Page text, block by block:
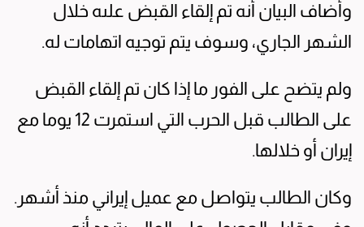
وأضاف البيان أنه تم إلقاء القبض علىه خلال
الشهر الجاري، وسوف يتم توجيه اتهامات له.
ولم يتضح على الفور ما إذا كان تم إلقاء القبض
على الطالب قبل الحرب التي استمرت 12 يوما مع
إيران أو خلالها.
وكان الطالب يتواصل مع عميل إيراني منذ أشهر.